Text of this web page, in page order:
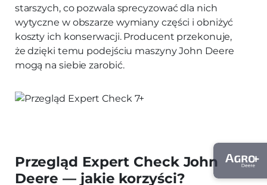
starszych, co pozwala sprecyzować dla nich
wytyczne w obszarze wymiany części i obniżyć
koszty ich konserwacji. Producent przekonuje,
że dzięki temu podejściu maszyny John Deere
mogą na siebie zarobić.
Przegląd Expert Check John
Deere — jakie korzyści?